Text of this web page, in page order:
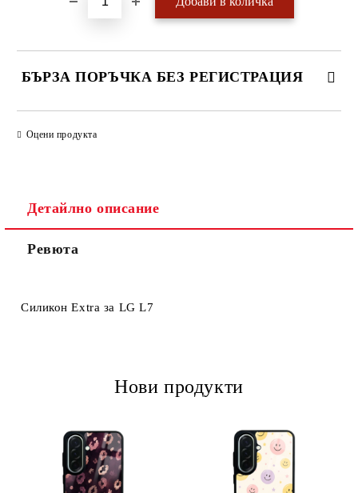
БЪРЗА ПОРЪЧКА БЕЗ РЕГИСТРАЦИЯ
Оцени продукта
Детайлно описание
Ревюта
Силикон Extra за LG L7
Нови продукти